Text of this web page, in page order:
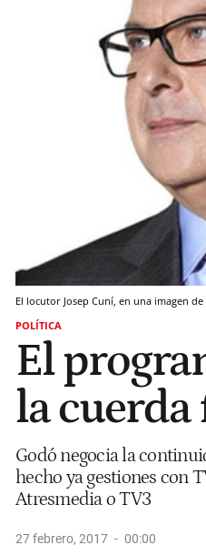
El locutor Josep Cuní, en una imagen
POLÍTICA
El
la cuerda
Godó negocia la
hecho ya gestiones con
Atresmedia o TV3
27 febrero, 2017 00:00